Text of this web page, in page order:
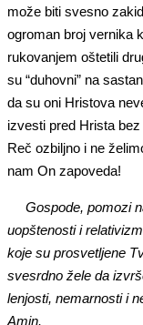
može biti svesno
ogroman broj vernika
rukovanjem oštetili
su “duhovni” na
da su oni Hristova
izvesti pred Hrista
Reč ozbiljno i ne
nam On zapoveda!
Gospode, pomozi
uopštenosti i
koje su prosvetljene
svesrdno žele da
lenjosti, nemarnosti i
Amin.